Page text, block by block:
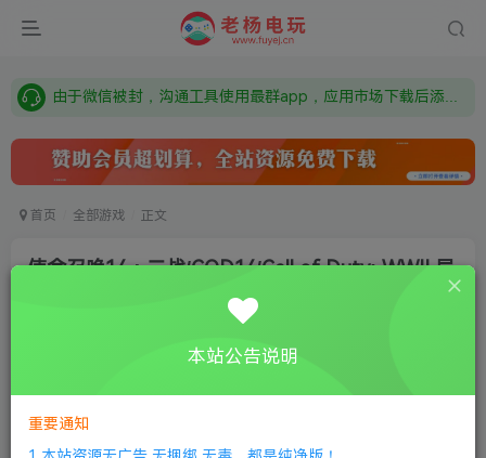
需要什么游戏请联系客服，若链接失效请联系客服，百度网盘边上的激活码也是解压密码
由于微信被封，沟通工具使用最群app，应用市场下载后添加好友：Y9FA49 以后用最群交流解决问题。不再使用微信！
首页 全部游戏 正文
使命召唤14：二战/COD14/Call of Duty: WWII 局
使命召唤14：二战/COD14/Call of Duty: WWII 局域网联机
付费资源
本站公告说明
重要通知